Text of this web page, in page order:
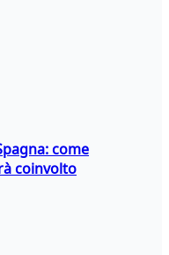
come
coinvolto